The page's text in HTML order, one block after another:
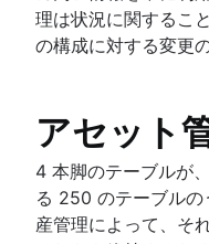
公開と非
インシデン
インシデン
Compliance
Compliance
人事ヘルプ
人材管理サー
HR の自動化
人事プロセス
データ ガバ
人事サービス
アプリケー
IT インフラ
理は状況に関するこ
の構成に対する変更
アセット
4 本脚のテーブルが
る 250 のテーブルの
産管理によって、そ